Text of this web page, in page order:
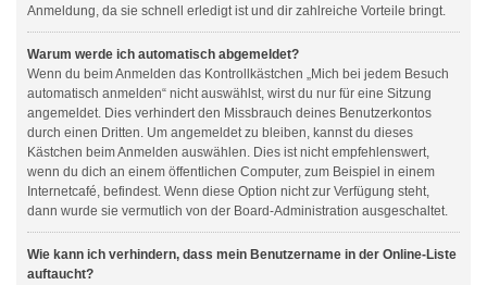
Anmeldung, da sie schnell erledigt ist und dir zahlreiche Vorteile bringt.
Warum werde ich automatisch abgemeldet?
Wenn du beim Anmelden das Kontrollkästchen „Mich bei jedem Besuch
automatisch anmelden“ nicht auswählst, wirst du nur für eine Sitzung
angemeldet. Dies verhindert den Missbrauch deines Benutzerkontos
durch einen Dritten. Um angemeldet zu bleiben, kannst du dieses
Kästchen beim Anmelden auswählen. Dies ist nicht empfehlenswert,
wenn du dich an einem öffentlichen Computer, zum Beispiel in einem
Internetcafé, befindest. Wenn diese Option nicht zur Verfügung steht,
dann wurde sie vermutlich von der Board-Administration ausgeschaltet.
Wie kann ich verhindern, dass mein Benutzername in der Online-Liste
auftaucht?